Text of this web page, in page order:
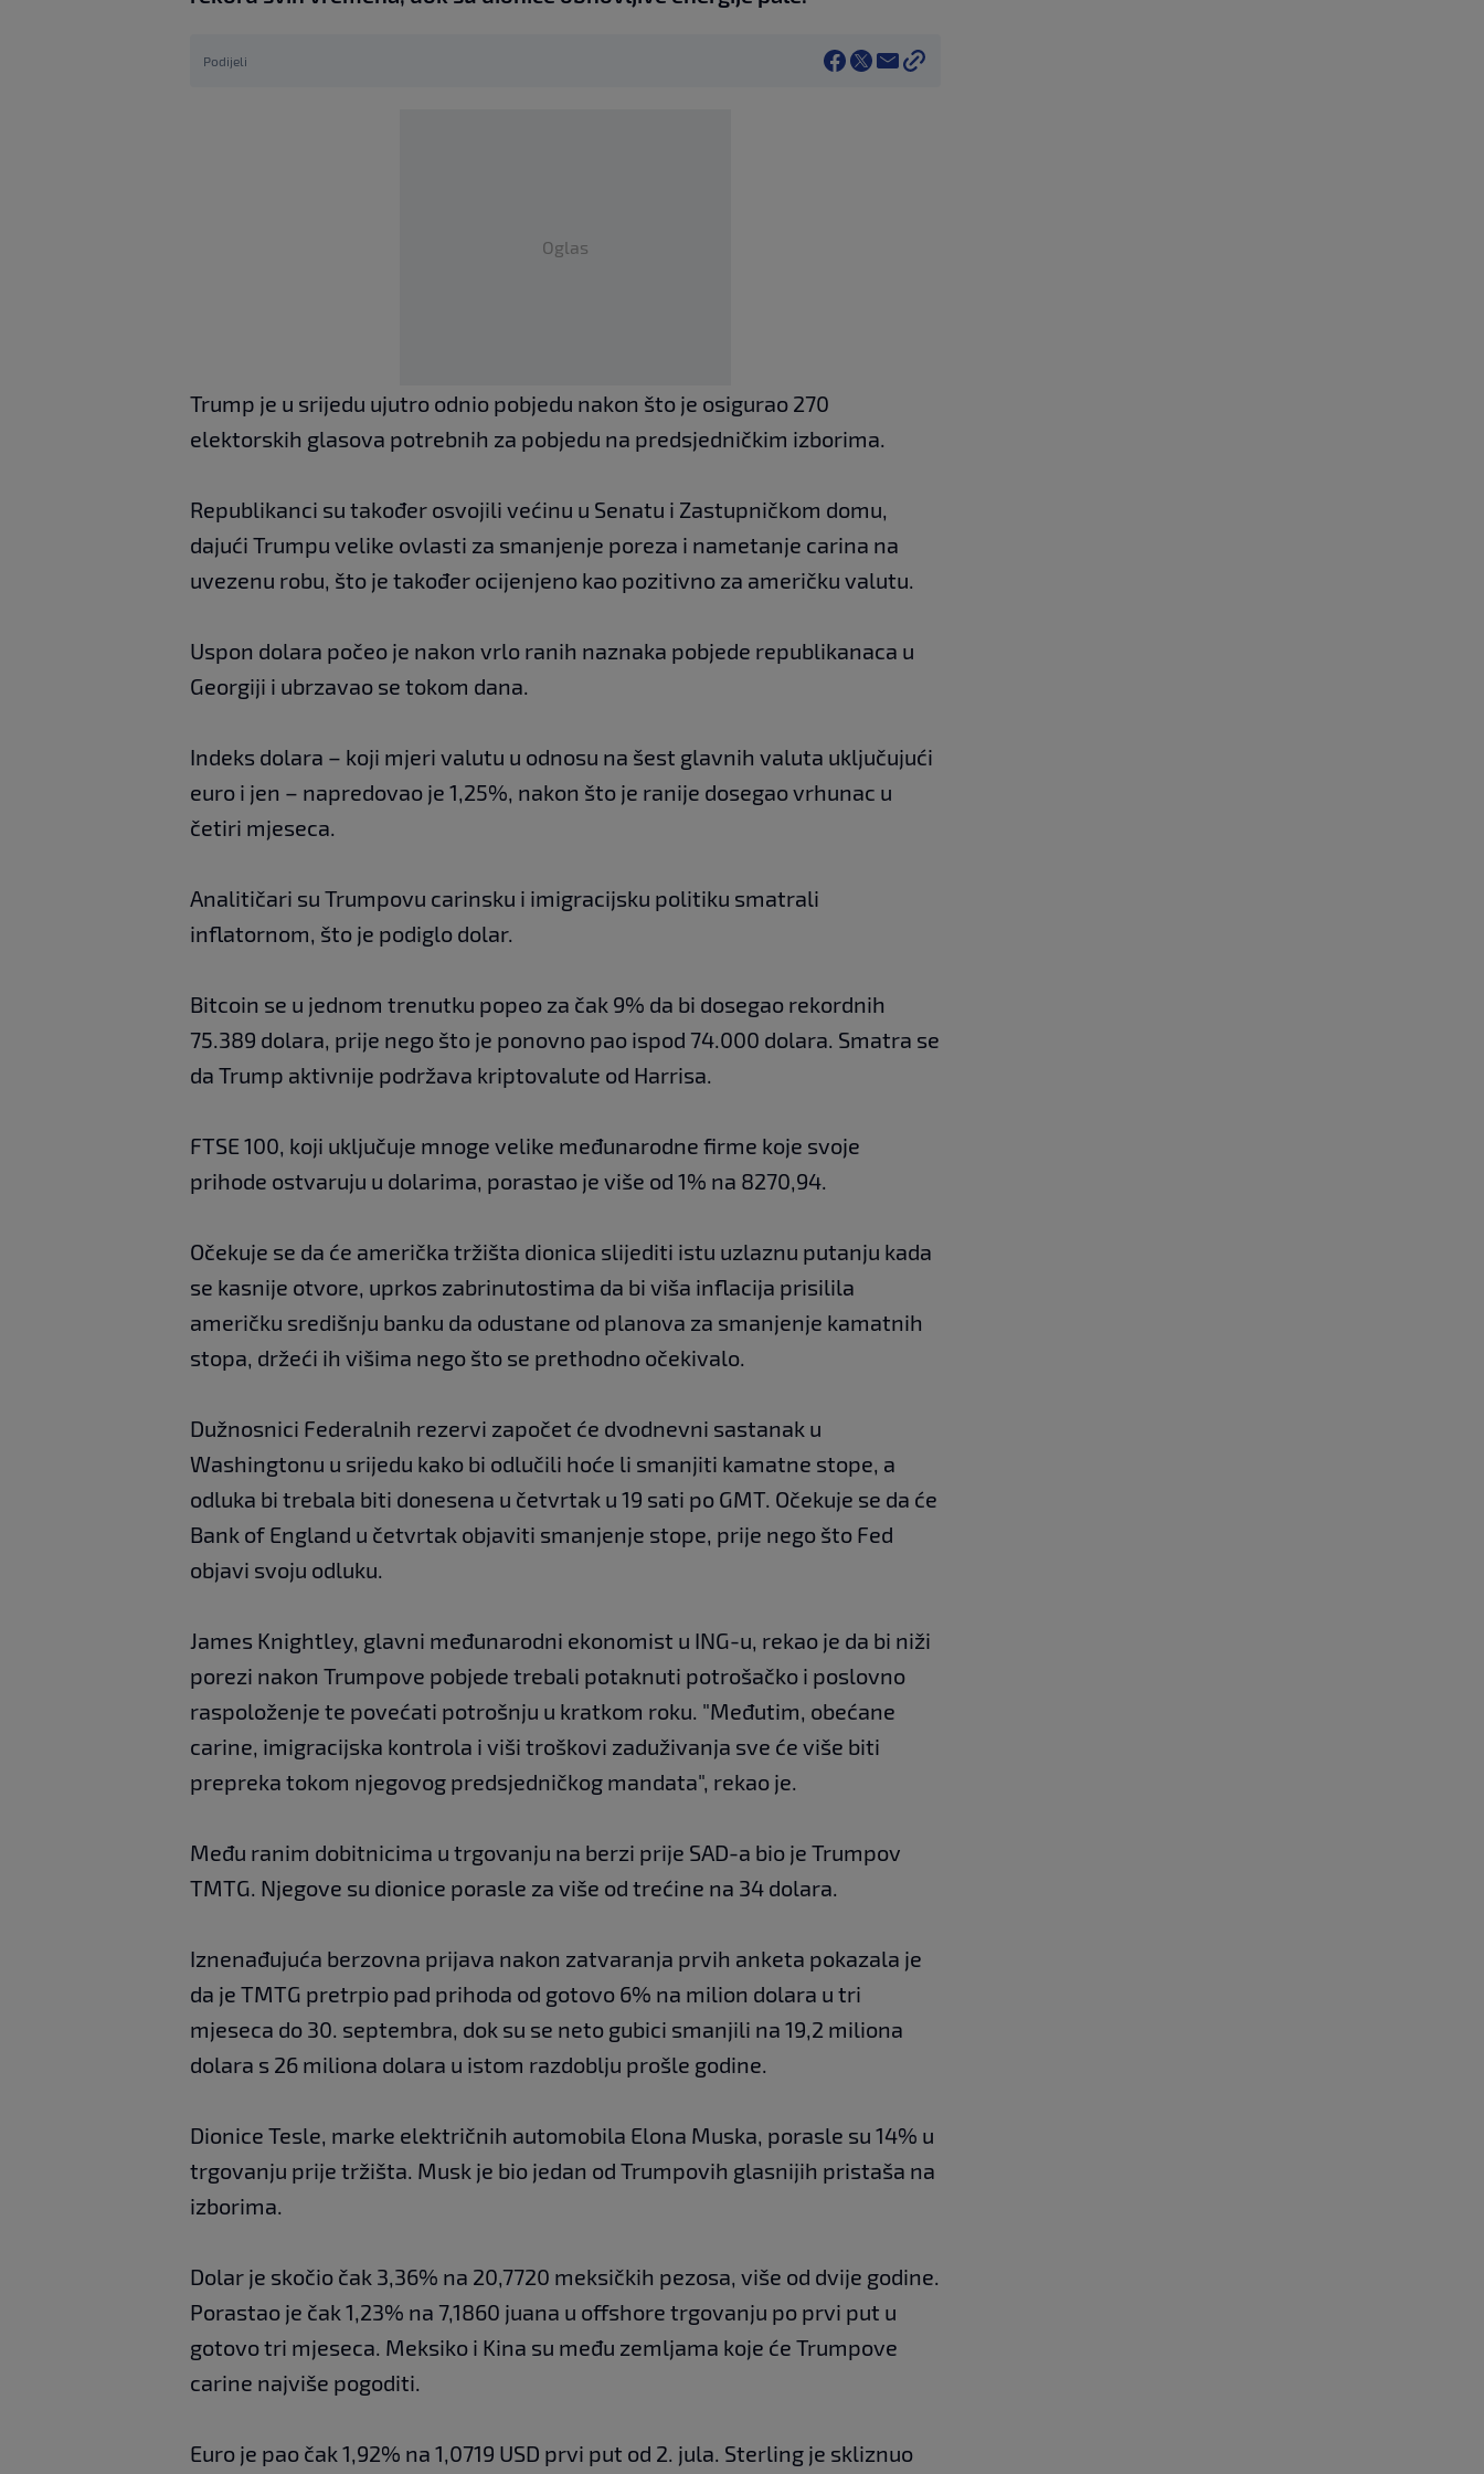
Podijeli
Oglas
Trump je u srijedu ujutro odnio pobjedu nakon što je osigurao 270
elektorskih glasova potrebnih za pobjedu na predsjedničkim izborima.
Republikanci su također osvojili većinu u Senatu i Zastupničkom domu,
dajući Trumpu velike ovlasti za smanjenje poreza i nametanje carina na
uvezenu robu, što je također ocijenjeno kao pozitivno za američku valutu.
Uspon dolara počeo je nakon vrlo ranih naznaka pobjede republikanaca u
Georgiji i ubrzavao se tokom dana.
Indeks dolara – koji mjeri valutu u odnosu na šest glavnih valuta uključujući
euro i jen – napredovao je 1,25%, nakon što je ranije dosegao vrhunac u
četiri mjeseca.
Analitičari su Trumpovu carinsku i imigracijsku politiku smatrali
inflatornom, što je podiglo dolar.
Bitcoin se u jednom trenutku popeo za čak 9% da bi dosegao rekordnih
75.389 dolara, prije nego što je ponovno pao ispod 74.000 dolara. Smatra se
da Trump aktivnije podržava kriptovalute od Harrisa.
FTSE 100, koji uključuje mnoge velike međunarodne firme koje svoje
prihode ostvaruju u dolarima, porastao je više od 1% na 8270,94.
Očekuje se da će američka tržišta dionica slijediti istu uzlaznu putanju kada
se kasnije otvore, uprkos zabrinutostima da bi viša inflacija prisilila
američku središnju banku da odustane od planova za smanjenje kamatnih
stopa, držeći ih višima nego što se prethodno očekivalo.
Dužnosnici Federalnih rezervi započet će dvodnevni sastanak u
Washingtonu u srijedu kako bi odlučili hoće li smanjiti kamatne stope, a
odluka bi trebala biti donesena u četvrtak u 19 sati po GMT. Očekuje se da će
Bank of England u četvrtak objaviti smanjenje stope, prije nego što Fed
objavi svoju odluku.
James Knightley, glavni međunarodni ekonomist u ING-u, rekao je da bi niži
porezi nakon Trumpove pobjede trebali potaknuti potrošačko i poslovno
raspoloženje te povećati potrošnju u kratkom roku. "Međutim, obećane
carine, imigracijska kontrola i viši troškovi zaduživanja sve će više biti
prepreka tokom njegovog predsjedničkog mandata", rekao je.
Među ranim dobitnicima u trgovanju na berzi prije SAD-a bio je Trumpov
TMTG. Njegove su dionice porasle za više od trećine na 34 dolara.
Iznenađujuća berzovna prijava nakon zatvaranja prvih anketa pokazala je
da je TMTG pretrpio pad prihoda od gotovo 6% na milion dolara u tri
mjeseca do 30. septembra, dok su se neto gubici smanjili na 19,2 miliona
dolara s 26 miliona dolara u istom razdoblju prošle godine.
Dionice Tesle, marke električnih automobila Elona Muska, porasle su 14% u
trgovanju prije tržišta. Musk je bio jedan od Trumpovih glasnijih pristaša na
izborima.
Dolar je skočio čak 3,36% na 20,7720 meksičkih pezosa, više od dvije godine.
Porastao je čak 1,23% na 7,1860 juana u offshore trgovanju po prvi put u
gotovo tri mjeseca. Meksiko i Kina su među zemljama koje će Trumpove
carine najviše pogoditi.
Euro je pao čak 1,92% na 1,0719 USD prvi put od 2. jula. Sterling je skliznuo